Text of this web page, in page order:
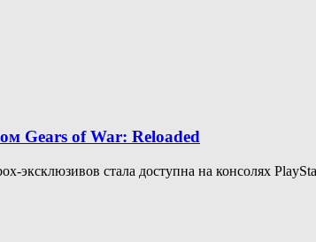
Gears of War: Reloaded
эксклюзивов стала доступна на консолях